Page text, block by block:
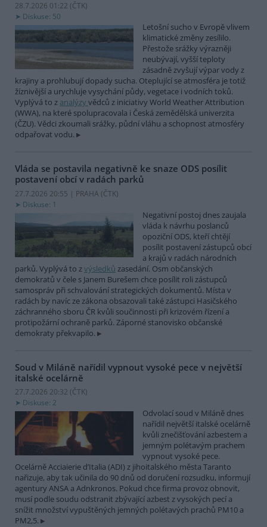
28.7.2026 01:22 (ČTK)
Diskuse: 50
Letošní sucho v Evropě vlivem
klimatické změny zesílilo.
Přestože srážky výrazněji
neubývají, vyšší teploty
zásadně zvyšují výpar vody z
krajiny a prohlubují dopady sucha. Oteplující se atmosféra je totiž
žíznivější a urychluje vysychání půdy, vegetace i vodních toků.
Vyplývá to z analýzy vědců z iniciativy World Weather Attribution
(WWA), na které spolupracovala i Česká zemědělská univerzita
(ČZU). Vědci zkoumali srážky, půdní vláhu a schopnost atmosféry
odpařovat vodu.
Vláda se postavila negativně ke snaze ODS posílit
postavení obcí v radách parků
27.7.2026 20:55 | PRAHA (ČTK)
Diskuse: 1
Negativní postoj dnes zaujala
vláda k návrhu poslanců
opoziční ODS, kteří chtějí
posílit postavení zástupců obcí
a krajů v radách národních
parků. Vyplývá to zvýsledků zasedání. Osm občanských
demokratů v čele s Janem Burešem chce posílit roli zástupců
samospráv při schvalování strategických dokumentů. Místa v
radách by navíc ze zákona obsazovali také zástupci Hasičského
záchranného sboru ČR kvůli součinnosti při krizovém řízení a
protipožární ochraně parků. Záporné stanovisko občanské
demokraty překvapilo.
Soud v Miláně nařídil vypnout vysoké pece v největší
italské ocelárně
27.7.2026 20:32 (ČTK)
Diskuse: 2
Odvolací soud v Miláně dnes
nařídil největší italské ocelárně
kvůli znečišťování azbestem a
jemným polétavým prachem
vypnout vysoké pece.
Ocelárně Acciaierie d’Italia (ADI) z jihoitalského města Taranto
nařizuje, aby tak učinila do 90 dnů od doručení rozsudku, informují
agentury ANSA a Adnkronos. Pokud chce firma provoz obnovit,
musí podle soudu odstranit zbývající azbest z vysokých pecí a
snížit množství vypuštěných jemných polétavých prachů PM10 a
PM2,5.